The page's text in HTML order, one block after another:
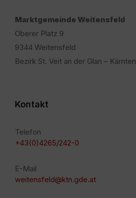
Marktgemeinde Weitensfeld
Oberer Platz 9
9344 Weitensfeld
Bezirk St. Veit an der Glan – Kärnten
Kontakt
Telefon
+43(0)4265/242-0
E-Mail
weitensfeld@ktn.gde.at